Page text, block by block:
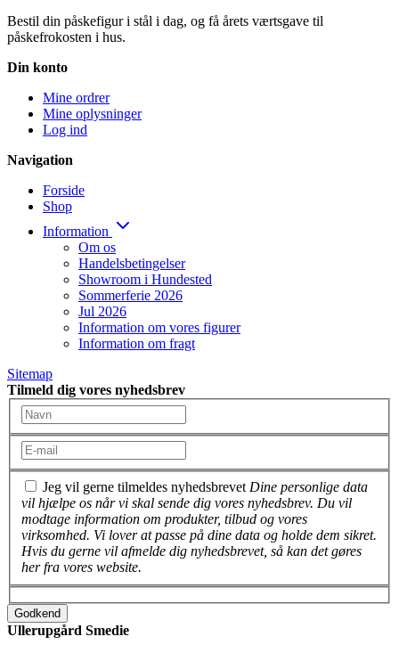
Bestil din påskefigur i stål i dag, og få årets værtsgave til
påskefrokosten i hus.
Din konto
Mine ordrer
Mine oplysninger
Log ind
Navigation
Forside
Shop
Information
Om os
Handelsbetingelser
Showroom i Hundested
Sommerferie 2026
Jul 2026
Information om vores figurer
Information om fragt
Sitemap
Tilmeld dig vores nyhedsbrev
Jeg vil gerne tilmeldes nyhedsbrevet Dine personlige data
vil hjælpe os når vi skal sende dig vores nyhedsbrev. Du vil
modtage information om produkter, tilbud og vores
virksomhed. Vi lover at passe på dine data og holde dem sikret.
Hvis du gerne vil afmelde dig nyhedsbrevet, så kan det gøres
her fra vores website.
Godkend
Ullerupgård Smedie